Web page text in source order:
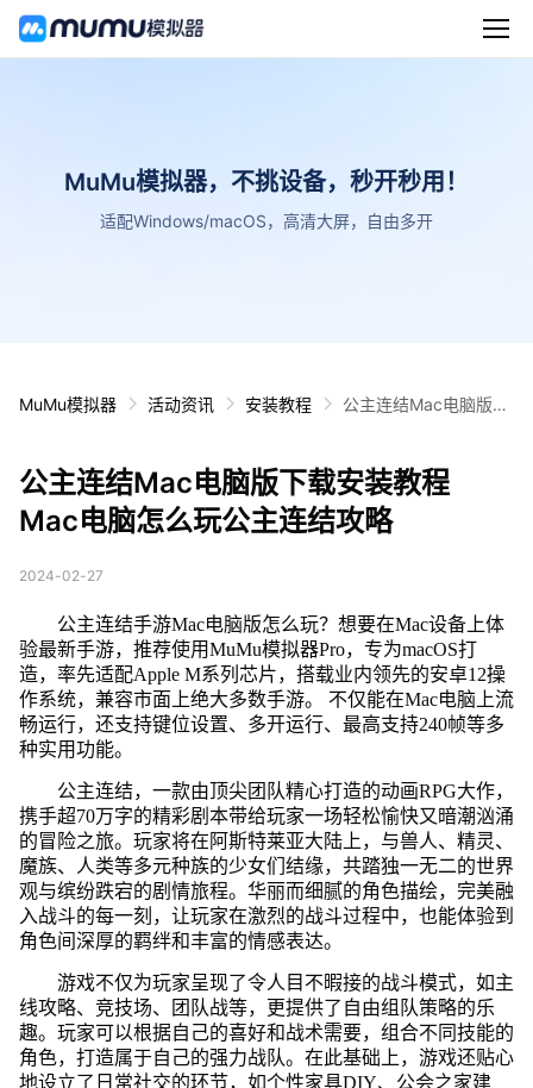
MuMu模拟器，不挑设备，秒开秒用！
适配Windows/macOS，高清大屏，自由多开
MuMu模拟器 活动资讯 安装教程
公主连结Mac电脑版下
公主连结Mac电脑版下载安装教程
Mac电脑怎么玩公主连结攻略
2024-02-27
公主连结手游Mac电脑版怎么玩？想要在Mac设备上体
验最新手游，推荐使用MuMu模拟器Pro，专为macOS打
造，率先适配Apple M系列芯片，搭载业内领先的安卓12操
作系统，兼容市面上绝大多数手游。 不仅能在Mac电脑上流
畅运行，还支持键位设置、多开运行、最高支持240帧等多
种实用功能。
公主连结，一款由顶尖团队精心打造的动画RPG大作，
携手超70万字的精彩剧本带给玩家一场轻松愉快又暗潮汹涌
的冒险之旅。玩家将在阿斯特莱亚大陆上，与兽人、精灵、
魔族、人类等多元种族的少女们结缘，共踏独一无二的世界
观与缤纷跌宕的剧情旅程。华丽而细腻的角色描绘，完美融
入战斗的每一刻，让玩家在激烈的战斗过程中，也能体验到
角色间深厚的羁绊和丰富的情感表达。
游戏不仅为玩家呈现了令人目不暇接的战斗模式，如主
线攻略、竞技场、团队战等，更提供了自由组队策略的乐
趣。玩家可以根据自己的喜好和战术需要，组合不同技能的
角色，打造属于自己的强力战队。在此基础上，游戏还贴心
地设立了日常社交的环节，如个性家具DIY、公会之家建